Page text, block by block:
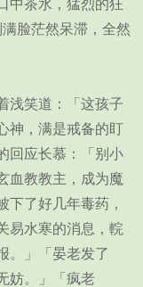
中茶水，猛烈的狂
脸茫然呆滞，全然
笑道：「这孩子
神，满是戒备的盯
回应长慕：「别小
血教教主，成为魔
下了好几年毒药，
易水寒的消息，輐
。」「晏老发了
妨。」「疯老